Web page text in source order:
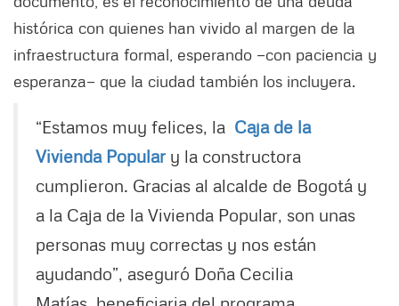
histórica con quienes han vivido al margen de la
infraestructura formal, esperando —con paciencia y
esperanza— que la ciudad también los incluyera.
“Estamos muy felices, la Caja de la
Vivienda Popular y la constructora
cumplieron. Gracias al alcalde de Bogotá y
a la Caja de la Vivienda Popular, son unas
personas muy correctas y nos están
ayudando”, aseguró Doña Cecilia